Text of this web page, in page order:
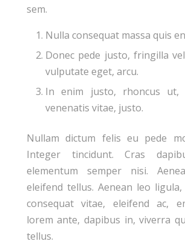
sem.
Nulla consequat massa quis
Donec pede justo, fringilla
vulputate eget, arcu.
In enim justo, rhoncus ut,
venenatis vitae, justo.
Nullam dictum felis eu pede
Integer tincidunt. Cras
elementum semper nisi.
eleifend tellus. Aenean leo
consequat vitae, eleifend ac,
lorem ante, dapibus in, viverra
tellus.